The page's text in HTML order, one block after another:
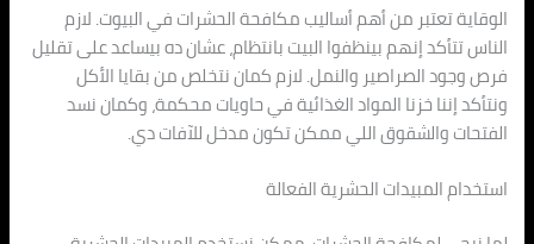
الوقاية تعتبر من أهم أساليب مكافحة الحشرات في البيوت. لازم
الناس تتأكد إنهم بينظفوا البيت بانتظام، عشان ده بيساعد على تقليل
فرص وجود الصراصير والنمل. لازم كمان نتخلص من بقايا الأكل
ونتأكد إننا خزنا المواد الغذائية في حاويات محكمة، وكمان نسد
الفتحات والشقوق اللي ممكن تكون مدخل للآفات دي.
استخدام المبيدات الحشرية الفعالة